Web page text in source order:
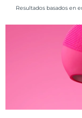
Resultados basados en